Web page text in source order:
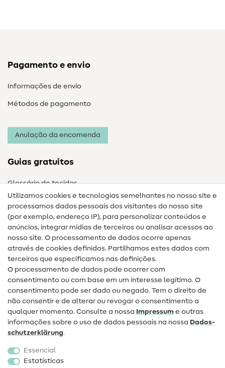
Pagamento e envio
Informações de envio
Métodos de pagamento
Anulação da encomenda
Guias gratuitos
Glossário de tecidos
Guias de costura
Ajuda e contacto
Contacto
Mudança de proprietário
Perguntas frequentes (FAQ)
Direito de cancelamento
Popular
Tecidos
Utilizamos cookies e tecnologias semelhantes no nosso site e
processamos dados pessoais dos visitantes do nosso site
(por exemplo, endereço IP), para personalizar conteúdos e
anúncios, integrar mídias de terceiros ou analisar acessos ao
nosso site. O processamento de dados ocorre apenas
através de cookies definidos. Partilhamos estes dados com
terceiros que especificamos nas definições.
O processamento de dados pode ocorrer com
consentimento ou com base em um interesse legítimo. O
consentimento pode ser dado ou negado. Tem o direito de
não consentir e de alterar ou revogar o consentimento a
qualquer momento. Consulte a nossa Impressum e outras
informações sobre o uso de dados pessoais na nossa Dados­
schutz­erklärung.
Essencial
Estatísticas